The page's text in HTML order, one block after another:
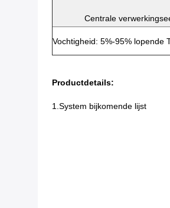
Centrale
Vochtigheid: 5%-95%
Productdetails:
1.System bijkomende lijst